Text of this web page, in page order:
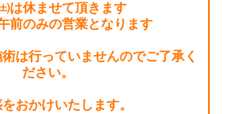
は休ませて頂きます
前のみの営業となります
は行っていませんのでご了承く
ださい。
おかけいたします。